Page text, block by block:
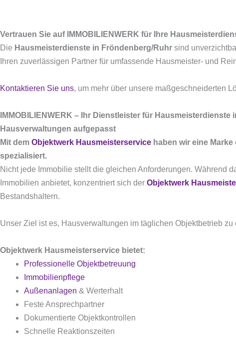
Vertrauen Sie auf IMMOBILIENWERK für Ihre
Die Hausmeisterdienste in Fröndenberg/Ruhr sind
Ihren zuverlässigen Partner für umfassende Hausmeister- und
Kontaktieren Sie uns, um mehr über unsere maßgeschneiderten
IMMOBILIENWERK – Ihr Dienstleister für Hausmeisterdienste
Hausverwaltungen aufgepasst
Mit dem Objektwerk Hausmeisterservice haben wir eine
spezialisiert.
Nicht jede Immobilie stellt die gleichen Anforderungen. Während
Immobilien anbietet, konzentriert sich der Objektwerk
Bestandshaltern.
Unser Ziel ist es, Hausverwaltungen im täglichen Objektbetrieb
Objektwerk Hausmeisterservice bietet:
Professionelle Objektbetreuung
Immobilienpflege
Außenanlagen & Werterhalt
Feste Ansprechpartner
Dokumentierte Objektkontrollen
Schnelle Reaktionszeiten